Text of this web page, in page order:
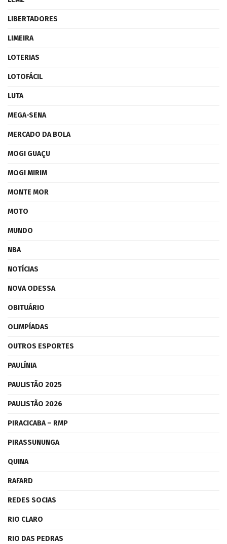
LIBERTADORES
LIMEIRA
LOTERIAS
LOTOFÁCIL
LUTA
MEGA-SENA
MERCADO DA BOLA
MOGI GUAÇU
MOGI MIRIM
MONTE MOR
MOTO
MUNDO
NBA
NOTÍCIAS
NOVA ODESSA
OBITUÁRIO
OLIMPÍADAS
OUTROS ESPORTES
PAULÍNIA
PAULISTÃO 2025
PAULISTÃO 2026
PIRACICABA – RMP
PIRASSUNUNGA
QUINA
RAFARD
REDES SOCIAS
RIO CLARO
RIO DAS PEDRAS